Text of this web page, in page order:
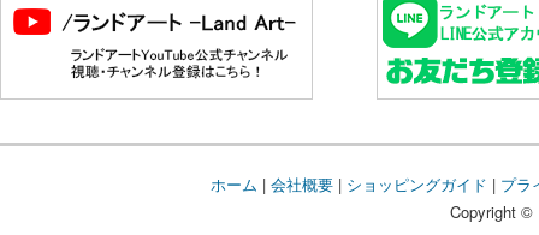
ホーム | 会社概要| ショッピングガイド | プラ
Copyright ©